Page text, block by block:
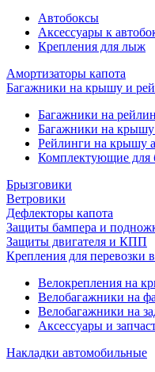
Автобоксы
Аксессуары к
Крепления для лыж
Амортизаторы капота
Багажники на крышу и
Багажники на
Багажники на крышу
Рейлинги на крышу
Комплектующие для
Брызговики
Ветровики
Дефлекторы капота
Защиты бампера и
Защиты двигателя и КПП
Крепления для перевозки
Велокрепления на
Велобагажники на
Велобагажники на
Аксессуары и
Накладки автомобильные